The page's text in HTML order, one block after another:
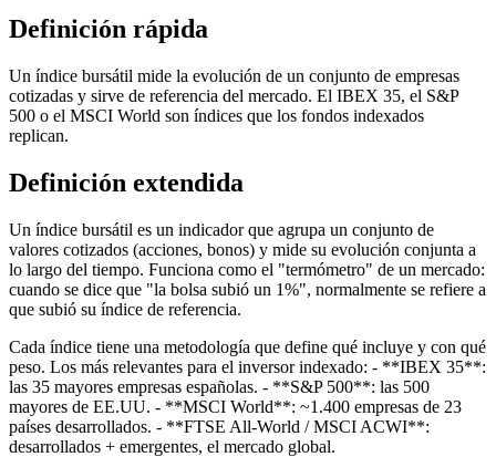
Definición rápida
Un índice bursátil mide la evolución de un conjunto de empresas
cotizadas y sirve de referencia del mercado. El IBEX 35, el S&P
500 o el MSCI World son índices que los fondos indexados
replican.
Definición extendida
Un índice bursátil es un indicador que agrupa un conjunto de
valores cotizados (acciones, bonos) y mide su evolución conjunta a
lo largo del tiempo. Funciona como el "termómetro" de un mercado:
cuando se dice que "la bolsa subió un 1%", normalmente se refiere a
que subió su índice de referencia.
Cada índice tiene una metodología que define qué incluye y con qué
peso. Los más relevantes para el inversor indexado: - **IBEX 35**:
las 35 mayores empresas españolas. - **S&P 500**: las 500
mayores de EE.UU. - **MSCI World**: ~1.400 empresas de 23
países desarrollados. - **FTSE All-World / MSCI ACWI**:
desarrollados + emergentes, el mercado global.